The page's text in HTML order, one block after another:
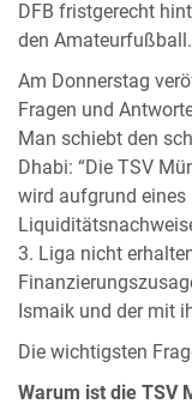
DFB fristgerecht
den Amateurfußball.
Am Donnerstag
Fragen und
Man schiebt den
Dhabi: “Die TSV
wird aufgrund
3. Liga nicht
Ismaik und der mit
Die wichtigsten
Warum ist die TSV